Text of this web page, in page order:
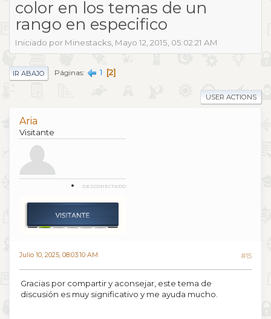
color en los temas de un
rango en especifico
Iniciado por Minestacks, Mayo 12, 2015, 05:02:21 AM
IR ABAJO Páginas 1 2
USER ACTIONS
Aria
Visitante
DESCONECTADO
Julio 10, 2025, 08:03:10 AM #15
Gracias por compartir y aconsejar, este tema de
discusión es muy significativo y me ayuda mucho.